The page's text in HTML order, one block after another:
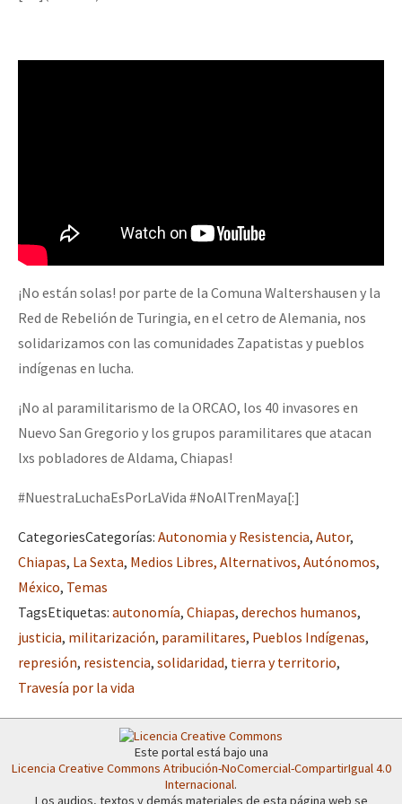
Mujeres
Niñxs
ETIQUETAS
Video
Otras secciones
la naturaleza bajo asedio)
Libros para descargar
Medios Libres
COVID-19
Eventos
[CDMX – 20 julio] Jornadas globales por la libertad de Jesús
“Sonhando a Terra do Bem Virá” se publica no Estado Espanhol
Se o México sabe, que o mundo saiba! Nossas lutas pela
[25 abr – CDMX] Tokín por el CNI: 30 años de Resistencia y
¡No están solas! por parte de la Comuna Waltershausen y la
Red de Rebelión de Turingia, en el cetro de Alemania, nos
solidarizamos con las comunidades Zapatistas y pueblos
indígenas en lucha.
¡No al paramilitarismo de la ORCAO, los 40 invasores en
Nuevo San Gregorio y los grupos paramilitares que atacan
lxs pobladores de Aldama, Chiapas!
#NuestraLuchaEsPorLaVida #NoAlTrenMaya[:]
CategoriesCategorías: Autonomia y Resistencia, Autor,
Chiapas, La Sexta, Medios Libres, Alternativos, Autónomos,
México, Temas
TagsEtiquetas: autonomía, Chiapas, derechos humanos,
justicia, militarización, paramilitares, Pueblos Indígenas,
represión, resistencia, solidaridad, tierra y territorio,
Travesía por la vida
Este portal está bajo una
Licencia Creative Commons Atribución-NoComercial-CompartirIgual 4.0
Internacional.
Los audios, textos y demás materiales de esta página web se